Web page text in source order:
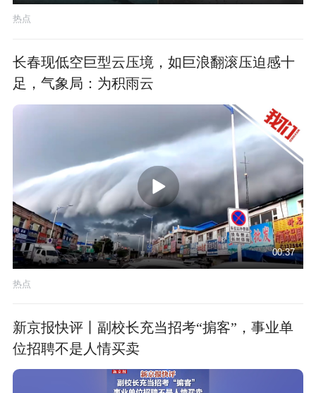
热点
长春现低空巨型云压境，如巨浪翻滚压迫感十
足，气象局：为积雨云
00:37
热点
新京报快评丨副校长充当招考“掮客”，事业单
位招聘不是人情买卖